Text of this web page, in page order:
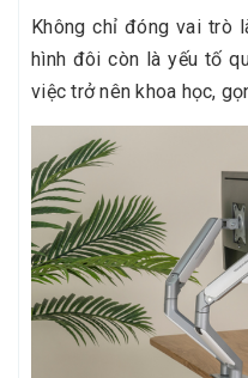
Không chỉ đóng vai trò
hình đôi còn là yếu tố
việc trở nên khoa học,